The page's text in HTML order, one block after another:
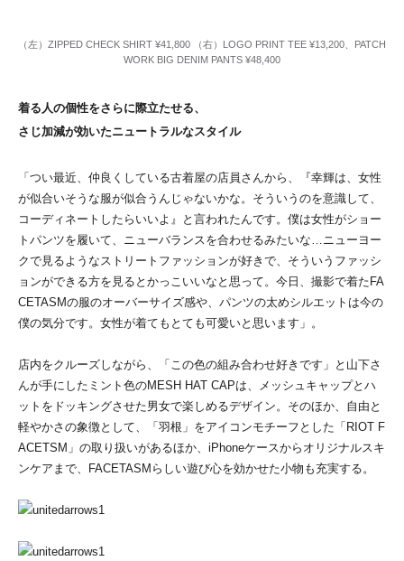
（左）ZIPPED CHECK SHIRT ¥41,800 （右）LOGO PRINT TEE ¥13,200、PATCH
WORK BIG DENIM PANTS ¥48,400
着る人の個性をさらに際立たせる、
さじ加減が効いたニュートラルなスタイル
「つい最近、仲良くしている古着屋の店員さんから、『幸輝は、女性
が似合いそうな服が似合うんじゃないかな。そういうのを意識して、
コーディネートしたらいいよ』と言われたんです。僕は女性がショー
トパンツを履いて、ニューバランスを合わせるみたいな…ニューヨー
クで見るようなストリートファッションが好きで、そういうファッシ
ョンができる方を見るとかっこいいなと思って。今日、撮影で着たFA
CETASMの服のオーバーサイズ感や、パンツの太めシルエットは今の
僕の気分です。女性が着てもとても可愛いと思います」。
店内をクルーズしながら、「この色の組み合わせ好きです」と山下さ
んが手にしたミント色のMESH HAT CAPは、メッシュキャップとハ
ットをドッキングさせた男女で楽しめるデザイン。そのほか、自由と
軽やかさの象徴として、「羽根」をアイコンモチーフとした「RIOT F
ACETSM」の取り扱いがあるほか、iPhoneケースからオリジナルスキ
ンケアまで、FACETASMらしい遊び心を効かせた小物も充実する。